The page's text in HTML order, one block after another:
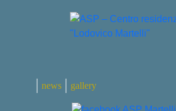
news gallery